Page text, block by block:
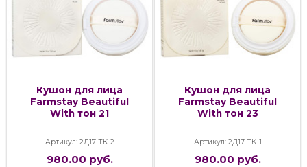
Кушон для лица
Farmstay Beautiful
With тон 21
Артикул: 2Д17-ТК-2
980.00 руб.
Кушон для лица
Farmstay Beautiful
With тон 23
Артикул: 2Д17-ТК-1
980.00 руб.